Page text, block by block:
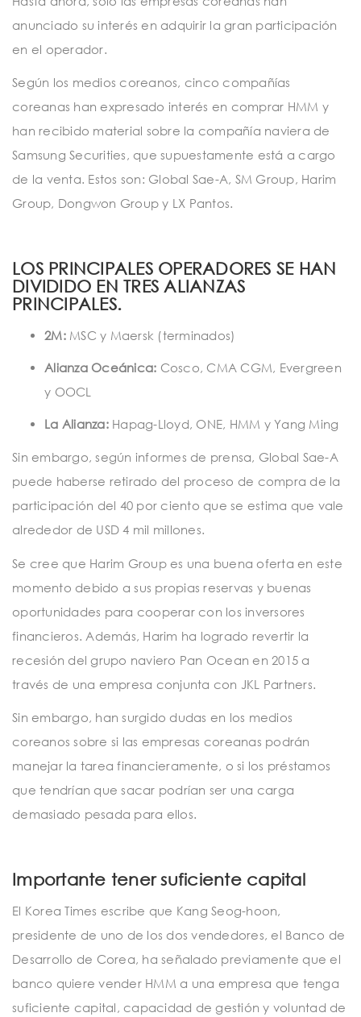
anunciado su interés en adquirir la gran participación
en el operador.
Según los medios coreanos, cinco compañías
coreanas han expresado interés en comprar HMM y
han recibido material sobre la compañía naviera de
Samsung Securities, que supuestamente está a cargo
de la venta. Estos son: Global Sae-A, SM Group, Harim
Group, Dongwon Group y LX Pantos.
LOS PRINCIPALES OPERADORES SE HAN
DIVIDIDO EN TRES ALIANZAS
PRINCIPALES.
2M:MSC y Maersk (terminados)
Alianza Oceánica: Cosco, CMA CGM, Evergreen
y OOCL
La Alianza: Hapag-Lloyd, ONE, HMM y Yang Ming
Sin embargo, según informes de prensa, Global Sae-A
puede haberse retirado del proceso de compra de la
participación del 40 por ciento que se estima que vale
alrededor de USD 4 mil millones.
Se cree que Harim Group es una buena oferta en este
momento debido a sus propias reservas y buenas
oportunidades para cooperar con los inversores
financieros. Además, Harim ha logrado revertir la
recesión del grupo naviero Pan Ocean en 2015 a
través de una empresa conjunta con JKL Partners.
Sin embargo, han surgido dudas en los medios
coreanos sobre si las empresas coreanas podrán
manejar la tarea financieramente, o si los préstamos
que tendrían que sacar podrían ser una carga
demasiado pesada para ellos.
Importante tener suficiente capital
El Korea Times escribe que Kang Seog-hoon,
presidente de uno de los dos vendedores, el Banco de
Desarrollo de Corea, ha señalado previamente que el
banco quiere vender HMM a una empresa que tenga
suficiente capital, capacidad de gestión y voluntad de